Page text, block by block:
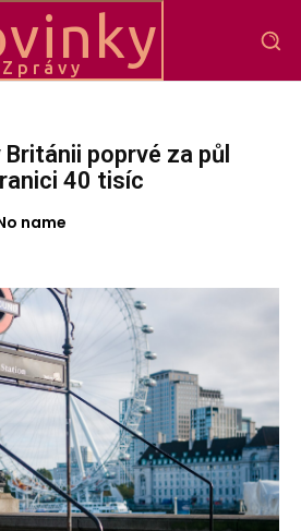
Zprávy
poprvé za půl
40 tisíc
name